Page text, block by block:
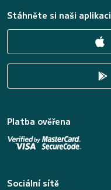
Stáhněte si naši aplikaci
Platba ověřena
Sociální sítě